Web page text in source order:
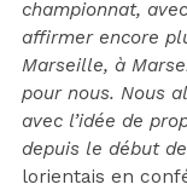
championnat,
affirmer encore
Marseille, à
pour nous. Nous
avec l’idée de
depuis le début
lorientais en